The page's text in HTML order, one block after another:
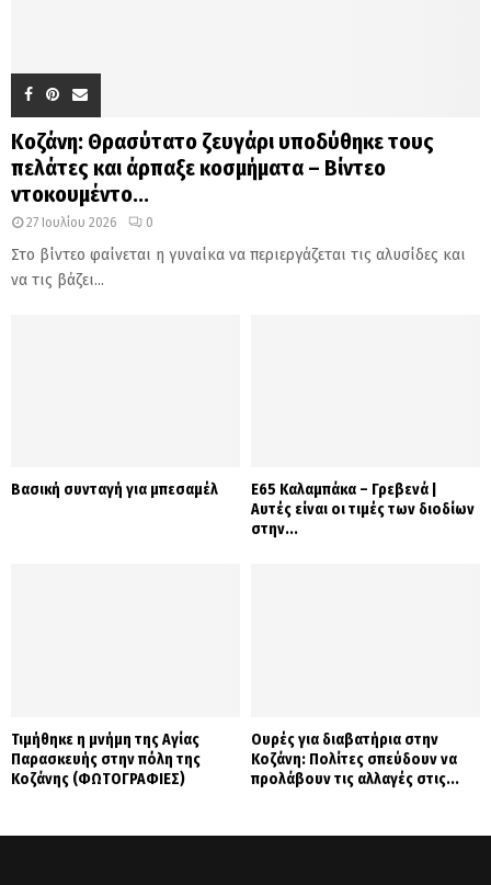
Κοζάνη: Θρασύτατο ζευγάρι υποδύθηκε τους
πελάτες και άρπαξε κοσμήματα – Βίντεο
ντοκουμέντο...
27 Ιουλίου 2026 0
Στο βίντεο φαίνεται η γυναίκα να περιεργάζεται τις αλυσίδες και
να τις βάζει...
Βασική συνταγή για μπεσαμέλ
Ε65 Καλαμπάκα – Γρεβενά |
Αυτές είναι οι τιμές των διοδίων
στην...
Τιμήθηκε η μνήμη της Αγίας
Παρασκευής στην πόλη της
Κοζάνης (ΦΩΤΟΓΡΑΦΙΕΣ)
Ουρές για διαβατήρια στην
Κοζάνη: Πολίτες σπεύδουν να
προλάβουν τις αλλαγές στις...